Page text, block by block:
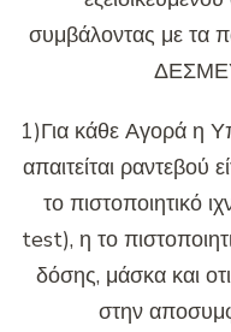
συμβάλοντας με τα
1)Για κάθε Αγορά η
απαιτείται
το πιστοποιητικό
test), η το
δόσης, μάσκα και
στην